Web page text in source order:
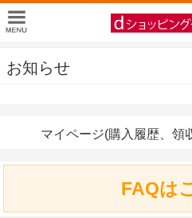
お知らせ
マイページ(購入履歴、領
FAQは